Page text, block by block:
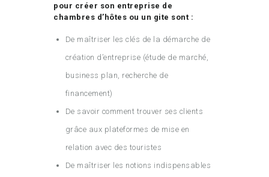
pour créer son entreprise de
chambres d’hôtes ou un gite sont :
De maîtriser les clés de la démarche de
création d’entreprise (étude de marché,
business plan, recherche de
financement)
De savoir comment trouver ses clients
grâce aux plateformes de mise en
relation avec des touristes
De maîtriser les notions indispensables